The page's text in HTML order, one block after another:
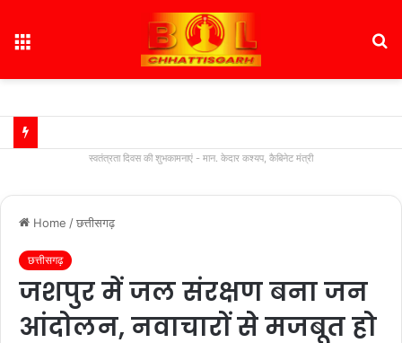
स्वतंत्रता दिवस की शुभकामनाएं - मान. केदार कश्यप, कैबिनेट मंत्री
Home /छत्तीसगढ़
छत्तीसगढ़
जशपुर में जल संरक्षण बना जन
आंदोलन, नवाचारों से मजबूत हो